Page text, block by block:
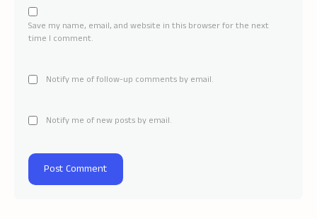
Save my name, email, and website in this browser for the next
time I comment.
Notify me of follow-up comments by email.
Notify me of new posts by email.